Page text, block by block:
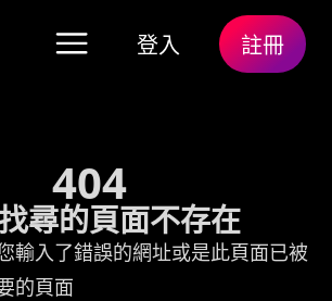
登入 註冊
404
尋的頁面不存在
輸入了錯誤的網址或是此頁面已被
的頁面